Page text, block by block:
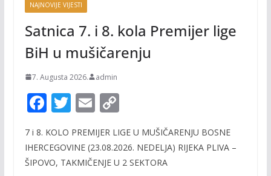
NAJNOVIJE VIJESTI
Satnica 7. i 8. kola Premijer lige
BiH u mušičarenju
7. Augusta 2026. admin
F
e
b
T
itt
er
E
ai
l
C
p
y
7 i 8. KOLO PREMIJER LIGE U MUŠIČARENJU BOSNE
IHERCEGOVINE (23.08.2026. NEDELJA) RIJEKA PLIVA –
ŠIPOVO, TAKMIČENJE U 2 SEKTORA